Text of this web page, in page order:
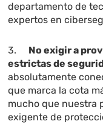
departamento de
expertos en
3. No exigir a
estrictas de
absolutamente
que marca la cota
mucho que nuestra
exigente de